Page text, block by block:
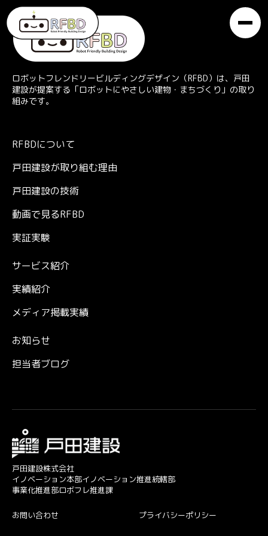
ロボットフレンドリービルディングデザイン（RFBD）は、戸田
建設が提案する「ロボットにやさしい建物・まちづくり」の取り
組みです。
RFBDについて
戸田建設が取り組む理由
戸田建設の技術
動画で見るRFBD
実証実験
サービス紹介
実績紹介
メディア掲載実績
お知らせ
担当者ブログ
戸田建設株式会社
イノベーション本部イノベーション推進統轄部
事業化推進部ロボフレ推進課
お問い合わせ プライバシーポリシー